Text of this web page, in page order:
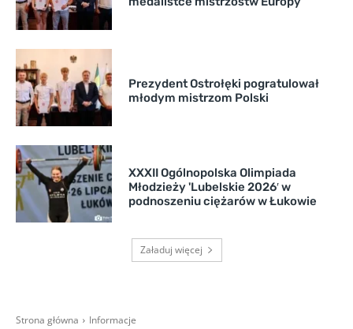
Prezydent Ostrołęki pogratulował
młodym mistrzom Polski
XXXII Ogólnopolska Olimpiada
Młodzieży 'Lubelskie 2026′ w
podnoszeniu ciężarów w Łukowie
Załaduj więcej